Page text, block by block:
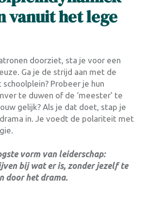
vanuit het lege
doorziet, sta je voor een
Ga je de strijd aan met de
Probeer je hun
te duwen of de ‘meester’ te
gelijk? Als je dat doet, stap je
in. Je voedt de polariteit met
.
vorm van leiderschap:
bij wat er is, zonder jezelf te
door het drama.